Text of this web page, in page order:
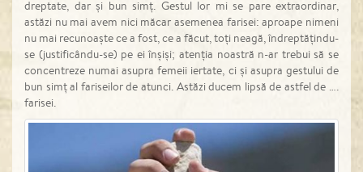
dreptate, dar și bun simț. Gestul lor mi se pare extraordinar,
astăzi nu mai avem nici măcar asemenea farisei: aproape nimeni
nu mai recunoaște ce a fost, ce a făcut, toți neagă, îndreptățindu-
se (justificându-se) pe ei înșiși; atenția noastră n-ar trebui să se
concentreze numai asupra femeii iertate, ci și asupra gestului de
bun simț al fariseilor de atunci. Astăzi ducem lipsă de astfel de ….
farisei.